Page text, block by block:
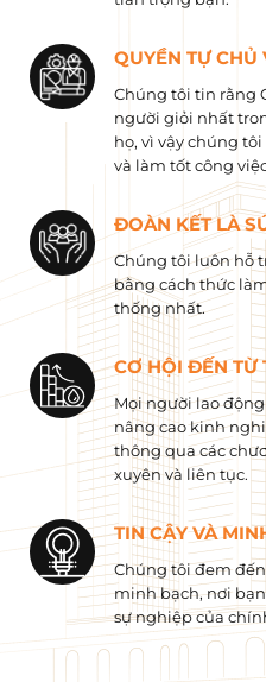
QUYỀN TỰ CHỦ
Chúng tôi tin rằng
người giỏi nhất
họ, vì vậy chúng
và làm tốt công
ĐOÀN KẾT LÀ
Chúng tôi luôn hỗ
bằng cách thức
thống nhất.
CƠ HỘI ĐẾN TỪ
Mọi người lao
nâng cao kinh
thông qua các
xuyên và liên tục.
TIN CẬY VÀ
Chúng tôi đem
minh bạch, nơi
sự nghiệp của